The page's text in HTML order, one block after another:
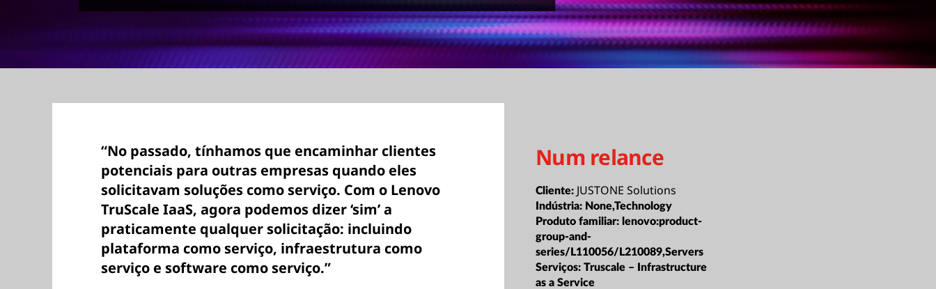
“No passado, tínhamos que encaminhar clientes
potenciais para outras empresas quando eles
solicitavam soluções como serviço. Com o Lenovo
TruScale IaaS, agora podemos dizer ‘sim’ a
praticamente qualquer solicitação: incluindo
plataforma como serviço, infraestrutura como
serviço e software como serviço.”
Num relance
Cliente: JUSTONE Solutions
Indústria: None,Technology
Produto familiar: lenovo:product-
group-and-
series/L110056/L210089,Servers
Serviços:Truscale – Infrastructure
as a Service